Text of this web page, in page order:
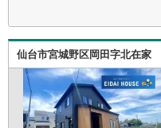
仙台市を中心に宮城県内の多数
きく2つに分けてご紹介！
1.
＜豊富な不動産知識＞
戸建・マンション・土地...と種
更に教育施設や商業施設、子育
客様により良い物件選びをして
きます。
仙台市宮城野区岡田字北在家